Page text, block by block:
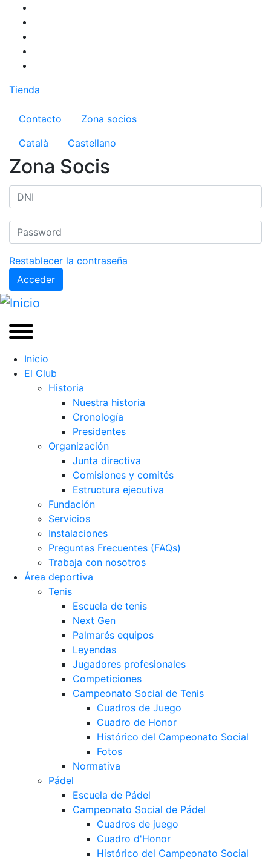
Pasar
contenido
principal
Tienda
Menú del compte d'usuari
Contacto
Zona socios
Català
Castellano
Zona Socis
Restablecer la contraseña
Acceder
Inicio
El Club
Historia
Nuestra historia
Cronología
Presidentes
Organización
Junta directiva
Comisiones y comités
Estructura ejecutiva
Fundación
Servicios
Instalaciones
Preguntas Frecuentes (FAQs)
Trabaja con nosotros
Área deportiva
Tenis
Escuela de tenis
Next Gen
Palmarés equipos
Leyendas
Jugadores profesionales
Competiciones
Campeonato Social de Tenis
Cuadros de Juego
Cuadro de Honor
Histórico del Campeonato Social
Fotos
Normativa
Pádel
Escuela de Pádel
Campeonato Social de Pádel
Cuadros de juego
Cuadro d'Honor
Histórico del Campeonato Social